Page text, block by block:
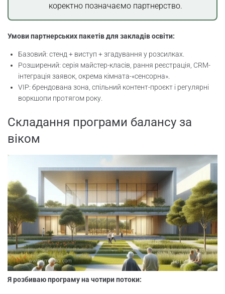
коректно позначаємо партнерство.
Умови партнерських пакетів для закладів освіти:
Базовий: стенд + виступ + згадування у розсилках.
Розширений: серія майстер-класів, рання реєстрація, CRM-
інтеграція заявок, окрема кімната-«сенсорна».
VIP: брендована зона, спільний контент-проєкт і регулярні
воркшопи протягом року.
Складання програми балансу за
віком
Я розбиваю програму на чотири потоки: